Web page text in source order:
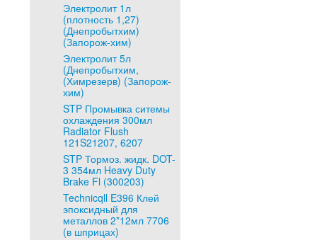
Электролит 1л
(плотность 1,27)
(Днепробытхим)
(Запорож-хим)
Электролит 5л
(Днепробытхим,
(Химрезерв) (Запорож-
хим)
STP Промывка ситемы
охлаждения 300мл
Radiator Flush
121S21207, 6207
STP Тормоз. жидк. DOT-
3 354мл Heavy Duty
Brake Fl (300203)
Technicqll E396 Клей
эпоксидный для
металлов 2*12мл 7706
(в шприцах)